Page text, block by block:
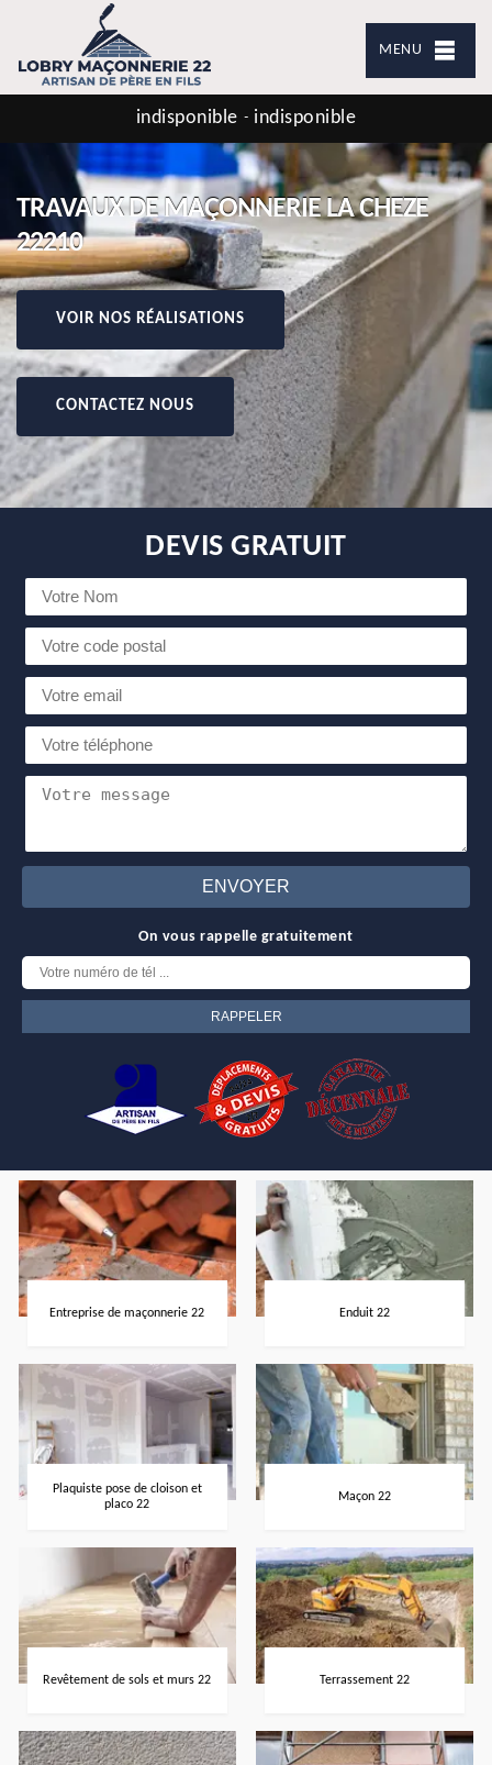
MENU
indisponible - indisponible
TRAVAUX DE MAÇONNERIE LA CHEZE
22210
VOIR NOS RÉALISATIONS
CONTACTEZ NOUS
DEVIS GRATUIT
On vous rappelle gratuitement
Entreprise de maçonnerie 22 Enduit 22
Plaquiste pose de cloison et
placo 22
Maçon 22
Revêtement de sols et murs 22 Terrassement 22